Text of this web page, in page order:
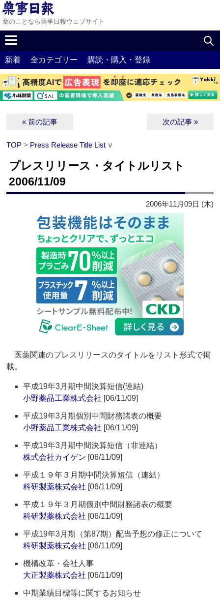
薬のことなら薬事日報ウェブサイト
新着 全カテゴリー 購読・購入・登録
« 前の記事 次の記事 »
TOP > Press Release Title List ∨
プレスリリース・タイトルリスト
2006/11/09
2006年11月09日 (木)
医薬関連のプレスリリースのタイトルをリスト形式で掲
載。
平成19年3月期中間決算短信(連結)
小野薬品工業株式会社 [06/11/09]
平成19年3月期個別中間財務諸表の概要
小野薬品工業株式会社 [06/11/09]
平成19年3月期中間決算短信（非連結）
株式会社カイゲン [06/11/09]
平成１９年３月期中間決算短信（連結）
科研製薬株式会社 [06/11/09]
平成１９年３月期個別中間財務諸表の概要
科研製薬株式会社 [06/11/09]
平成19年3月期（第87期）配当予想の修正について
科研製薬株式会社 [06/11/09]
機構改革・会社人事
大正製薬株式会社 [06/11/09]
中期業績目標等に関するお知らせ